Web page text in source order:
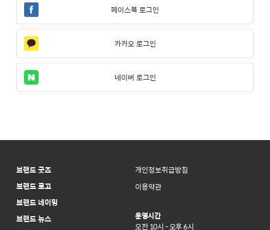
페이스북 로그인
카카오 로그인
네이버 로그인
브랜드 굿즈
브랜드 로고
브랜드 네이밍
브랜드 뉴스
개인정보취급방침
이용약관
운영시간
오전 10시 - 오후 6시